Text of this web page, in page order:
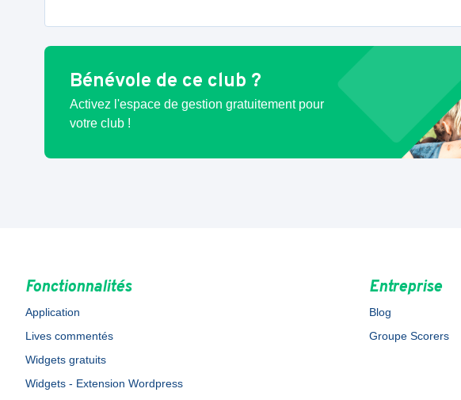
Bénévole de ce club ?
Activez l'espace de gestion gratuitement pour
votre club !
Fonctionnalités
Application
Lives commentés
Widgets gratuits
Widgets - Extension Wordpress
Entreprise
Blog
Groupe Scorers